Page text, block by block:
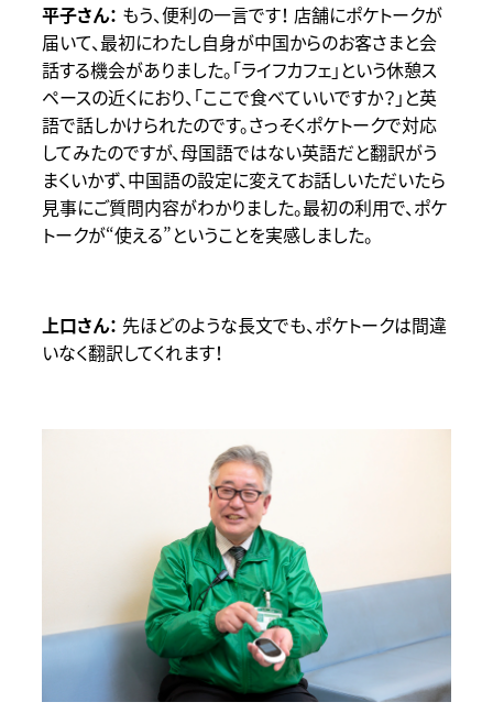
もう、便利の一言です！ 店舗にポケトークが
届いて、最初にわたし自身が中国からのお客さまと会
話する機会がありました。「ライフカフェ」という休憩ス
ペースの近くにおり、「ここで食べていいですか？」と英
語で話しかけられたのです。さっそくポケトークで対応
してみたのですが、母国語ではない英語だと翻訳がう
まくいかず、中国語の設定に変えてお話しいただいたら
見事にご質問内容がわかりました。最初の利用で、ポケ
トークが“使える”ということを実感しました。
先ほどのような長文でも、ポケトークは間違
いなく翻訳してくれます！